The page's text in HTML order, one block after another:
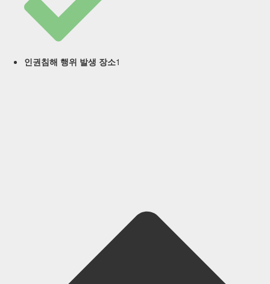
인권침해 행위 발생 장소1